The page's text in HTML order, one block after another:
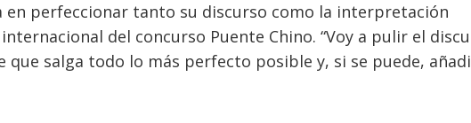
en perfeccionar tanto su discurso como la interpretación
del concurso Puente Chino. “Voy a pulir el
que salga todo lo más perfecto posible y, si se puede,